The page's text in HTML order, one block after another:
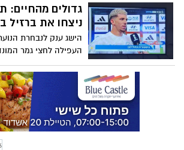
המקצועי לא ימשיך.
כעוזרו של אלי לוי.
שנים בתפקיד, עשוי
ראשי
גדולים מהחיים:
ניצחו את ברזיל
הישג ענק לנבחרת
העפילה לחצי גמר
מרשים 3-2 על
בדרך לחצי הגמר. דור
את השער השלישי